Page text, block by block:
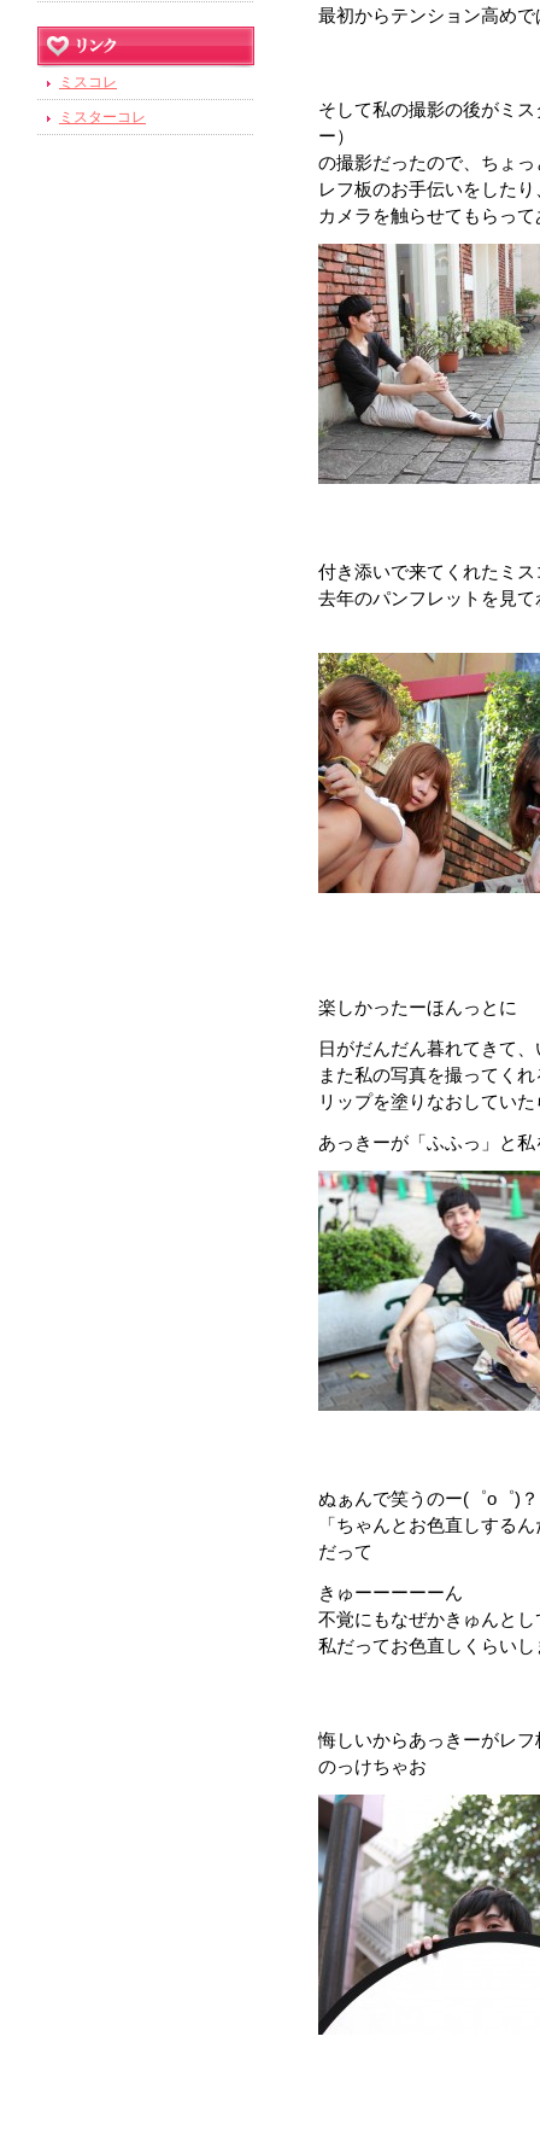
最初からテンション高め
そして私の撮影の後がミ
ー）
の撮影だったので、ちょっ
レフ板のお手伝いをしたり
カメラを触らせてもらっ
付き添いで来てくれたミ
去年のパンフレットを見
楽しかったーほんっとに
日がだんだん暮れてきて
また私の写真を撮ってく
リップを塗りなおしていた
あっきーが「ふふっ」と
ぬぁんで笑うのー(゜o゜)
「ちゃんとお色直しする
だって
きゅーーーーーん
不覚にもなぜかきゅんと
私だってお色直しくらい
悔しいからあっきーがレ
のっけちゃお
ミスコレ
ミスターコレ